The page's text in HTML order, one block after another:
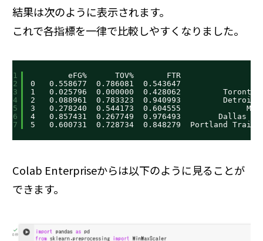
結果は次のように表示されます。
これで各指標を一律で比較しやすくなりました。
1
2
3
4
5
6
7
eFG%      TOV%       FTR
0   0.558677  0.786081  0.543647
1   0.025796  0.000000  0.428062         Toronto
2   0.088961  0.783323  0.940993         Detroit
3   0.278240  0.544173  0.604555
4   0.857431  0.267749  0.976493        Dallas
5   0.600731  0.728734  0.848279  Portland Trail
Colab Enterpriseからは以下のように見ることが
できます。